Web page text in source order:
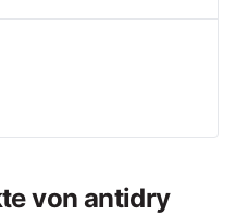
von antidry